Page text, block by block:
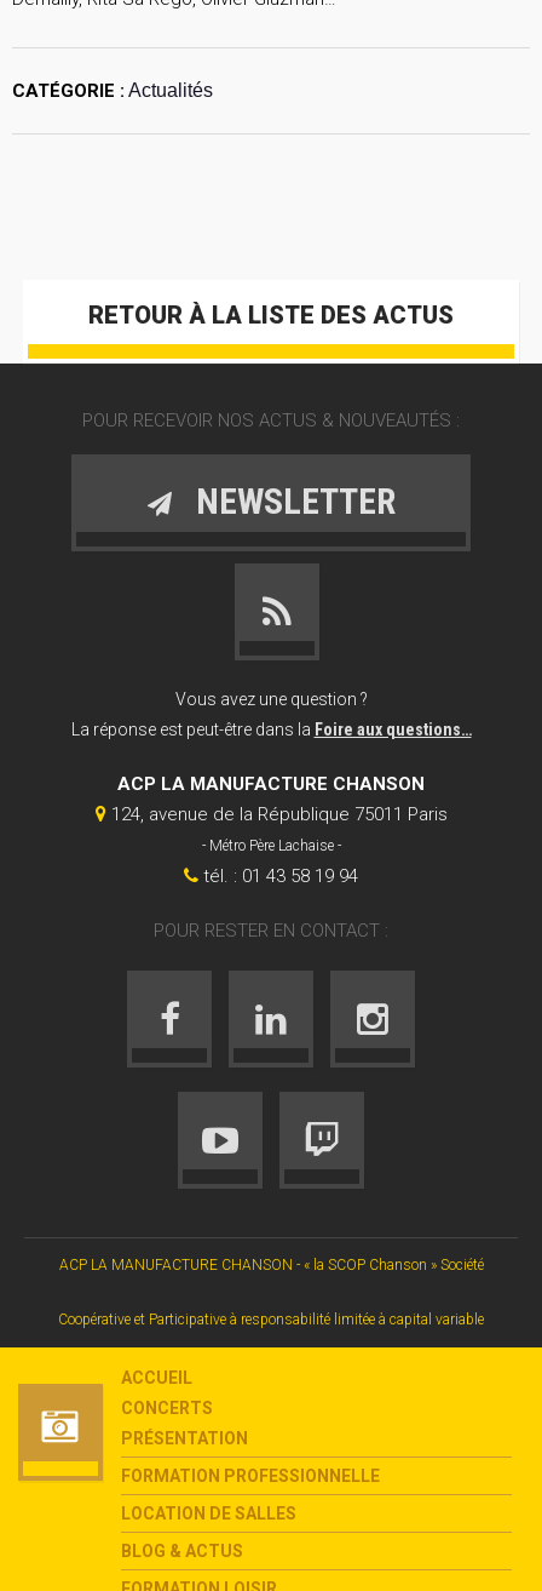
CATÉGORIE : Actualités
RETOUR À LA LISTE DES ACTUS
POUR RECEVOIR NOS ACTUS & NOUVEAUTÉS :
NEWSLETTER
Vous avez une question ?
La réponse est peut-être dans la Foire aux questions…
ACP LA MANUFACTURE CHANSON
124, avenue de la République 75011 Paris
- Métro Père Lachaise -
tél. : 01 43 58 19 94
POUR RESTER EN CONTACT :
ACP LA MANUFACTURE CHANSON - « la SCOP Chanson » Société
Coopérative et Participative à responsabilité limitée à capital variable
ACCUEIL
CONCERTS
PRÉSENTATION
FORMATION PROFESSIONNELLE
LOCATION DE SALLES
BLOG & ACTUS